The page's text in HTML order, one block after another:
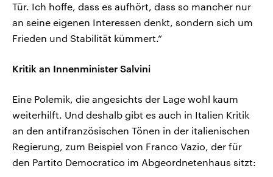
Tür. Ich hoffe, dass es aufhört, dass so mancher nur
an seine eigenen Interessen denkt, sondern sich um
Frieden und Stabilität kümmert.“
Kritik an Innenminister Salvini
Eine Polemik, die angesichts der Lage wohl kaum
weiterhilft. Und deshalb gibt es auch in Italien Kritik
an den antifranzösischen Tönen in der italienischen
Regierung, zum Beispiel von Franco Vazio, der für
den Partito Democratico im Abgeordnetenhaus sitzt: